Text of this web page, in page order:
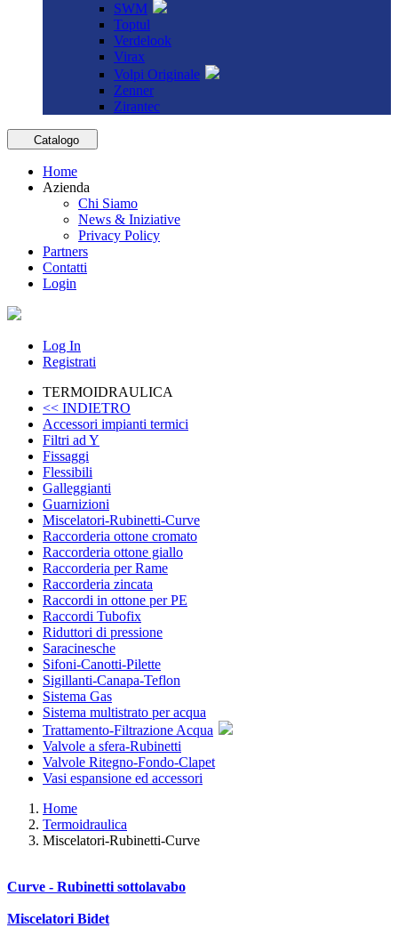
SWM
Toptul
Verdelook
Virax
Volpi Originale
Zenner
Zirantec
Catalogo
Home
Azienda
Chi Siamo
News & Iniziative
Privacy Policy
Partners
Contatti
Login
Log In
Registrati
TERMOIDRAULICA
<< INDIETRO
Accessori impianti termici
Filtri ad Y
Fissaggi
Flessibili
Galleggianti
Guarnizioni
Miscelatori-Rubinetti-Curve
Raccorderia ottone cromato
Raccorderia ottone giallo
Raccorderia per Rame
Raccorderia zincata
Raccordi in ottone per PE
Raccordi Tubofix
Riduttori di pressione
Saracinesche
Sifoni-Canotti-Pilette
Sigillanti-Canapa-Teflon
Sistema Gas
Sistema multistrato per acqua
Trattamento-Filtrazione Acqua
Valvole a sfera-Rubinetti
Valvole Ritegno-Fondo-Clapet
Vasi espansione ed accessori
Home
Termoidraulica
Miscelatori-Rubinetti-Curve
Curve - Rubinetti sottolavabo
Miscelatori Bidet